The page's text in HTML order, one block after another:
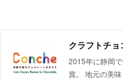
クラフトチ
2015年に静岡
賞。 地元の美